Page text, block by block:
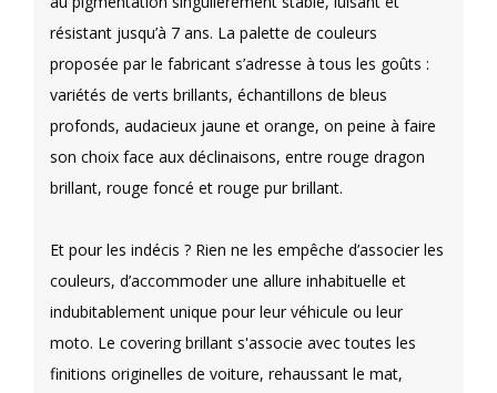
résistant jusqu’à 7 ans. La palette de couleurs
proposée par le fabricant s’adresse à tous les goûts :
variétés de verts brillants, échantillons de bleus
profonds, audacieux jaune et orange, on peine à faire
son choix face aux déclinaisons, entre rouge dragon
brillant, rouge foncé et rouge pur brillant.
Et pour les indécis ? Rien ne les empêche d’associer les
couleurs, d’accommoder une allure inhabituelle et
indubitablement unique pour leur véhicule ou leur
moto. Le covering brillant s'associe avec toutes les
finitions originelles de voiture, rehaussant le mat,